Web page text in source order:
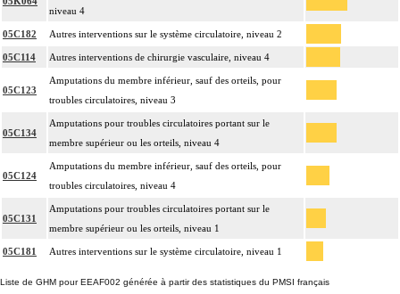
niveau 4
05C182 Autres interventions sur le système circulatoire, niveau 2
05C114 Autres interventions de chirurgie vasculaire, niveau 4
05C123
Amputations du membre inférieur, sauf des orteils, pour
troubles circulatoires, niveau 3
05C134
Amputations pour troubles circulatoires portant sur le
membre supérieur ou les orteils, niveau 4
05C124
Amputations du membre inférieur, sauf des orteils, pour
troubles circulatoires, niveau 4
05C131
Amputations pour troubles circulatoires portant sur le
membre supérieur ou les orteils, niveau 1
05C181 Autres interventions sur le système circulatoire, niveau 1
Liste de GHM pour EEAF002 générée à partir des statistiques du PMSI français